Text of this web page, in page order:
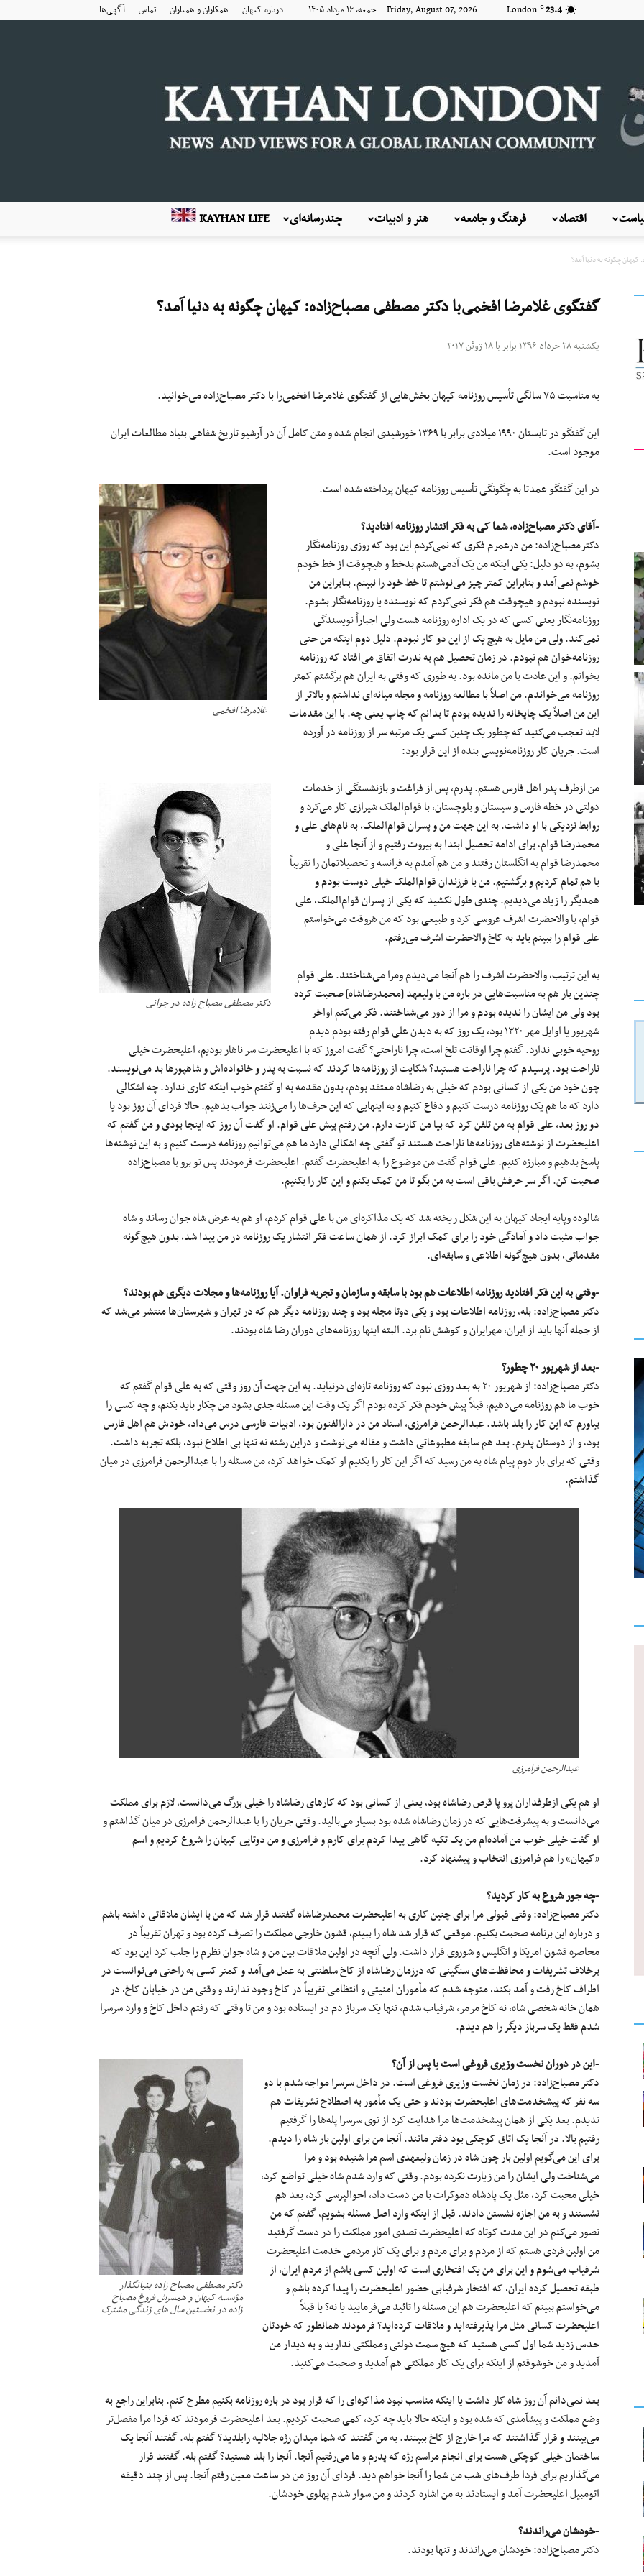
23.4
C
London Friday, August 07, 2026 جمعه, ۱۶ مرداد ۱۴۰۵ درباره کیهان همکاران و همیاران تماس آگهی‌ها
کیهان
لندن
KAYHAN LIFE چندرسانه‌ای هنر و ادبیات فرهنگ و جامعه اقتصاد
چگونه به دنیا آمد؟
گفتگوی غلامرضا افخمی‌با دکتر مصطفی مصباح‌زاده: کیهان چگونه به دنیا آمد؟
یکشنبه ۲۸ خرداد ۱۳۹۶ برابر با ۱۸ ژوئن ۲۰۱۷
به مناسبت ۷۵ سالگی تأسیس روزنامه کیهان بخش‌هایی از گفتگوی غلامرضا افخمی‌را با دکتر مصباح‌زاده می‌خوانید.
این گفتگو در تابستان ۱۹۹۰ میلادی برابر با ۱۳۶۹ خورشیدی انجام شده و متن کامل آن در آرشیو تاریخ شفاهی بنیاد مطالعات ایران
موجود است.
غلامرضا افخمی
در این گفتگو عمدتا به چگونگی تأسیس روزنامه کیهان پرداخته شده است.
-آقای دکتر مصباح‌زاده، شما کی به فکر انتشار روزنامه افتادید؟
دکترمصباح‌زاده: من درعمرم فکری که نمی‌کردم این بود که روزی روزنامه‌نگار
بشوم، به دو دلیل: یکی اینکه من یک آدمی‌هستم بدخط و هیچوقت از خط خودم
خوشم نمی‌آمد و بنابراین کمتر چیز می‌نوشتم تا خط خود را نبینم. بنابراین من
نویسنده نبودم و هیچوقت هم فکر نمی‌کردم که نویسنده یا روزنامه‌نگار بشوم.
روزنامه‌نگار یعنی کسی که در یک اداره روزنامه هست ولی اجباراً نویسندگی
نمی‌کند. ولی من مایل به هیچ یک از این دو کار نبودم. دلیل دوم اینکه من حتی
روزنامه‌خوان هم نبودم. در زمان تحصیل هم به ندرت اتفاق می‌افتاد که روزنامه
بخوانم. و این عادت با من مانده بود. به طوری که وقتی به ایران هم برگشتم کمتر
روزنامه می‌خواندم. من اصلاً با مطالعه روزنامه و مجله میانه‌ای نداشتم و بالاتر از
این من اصلاً یک چاپخانه را ندیده بودم تا بدانم که چاپ یعنی چه. با این مقدمات
لابد تعجب می‌کنید که چطور یک چنین کسی یک مرتبه سر از روزنامه در آورده
است. جریان کار روزنامه‌نویسی بنده از این قرار بود:
دکتر مصطفی مصباح زاده در جوانی
من ازطرف پدر اهل فارس هستم. پدرم، پس از فراغت و بازنشستگی از خدمات
دولتی در خطه فارس و سیستان و بلوچستان، با قوام‌الملک شیرازی کار می‌کرد و
روابط نزدیکی با او داشت. به این جهت من و پسران قوام‌الملک، به نام‌های علی و
محمدرضا قوام، برای ادامه تحصیل ابتدا به بیروت رفتیم و از آنجا علی و
محمدرضا قوام به انگلستان رفتند و من هم آمدم به فرانسه و تحصیلاتمان را تقریباً
با هم تمام کردیم و برگشتیم. من با فرزندان قوام‌الملک خیلی دوست بودم و
همدیگر را زیاد می‌دیدیم. چندی طول نکشید که یکی از پسران قوام‌الملک، علی
قوام، با والاحضرت اشرف عروسی کرد و طبیعی بود که من هروقت می‌خواستم
علی قوام را ببینم باید به کاخ والاحضرت اشرف می‌رفتم.
به این ترتیب، والاحضرت اشرف را هم آنجا می‌دیدم ومرا می‌شناختند. علی قوام
چندین بار هم به مناسبت‌هایی در باره من با ولیعهد [محمدرضاشاه] صحبت کرده
بود ولی من ایشان را ندیده بودم و مرا از دور می‌شناختند. فکر می‌کنم اواخر
شهریور یا اوایل مهر ۱۳۲۰ بود، یک روز که به دیدن علی قوام رفته بودم دیدم
روحیه خوبی ندارد. گفتم چرا اوقاتت تلخ است، چرا ناراحتی؟ گفت امروز که با اعلیحضرت سر ناهار بودیم، اعلیحضرت خیلی
ناراحت بود. پرسیدم که چرا ناراحت هستید؟ شکایت از روزنامه‌ها کردند که نسبت به پدر و خانواده‌اش و شاهپورها بد می‌نویسند.
چون خود من یکی از کسانی بودم که خیلی به رضاشاه معتقد بودم، بدون مقدمه به او گفتم خوب اینکه کاری ندارد. چه اشکالی
دارد که ما هم یک روزنامه درست کنیم و دفاع کنیم و به اینهایی که این حرف‌ها را می‌زنند جواب بدهیم. حالا فردای آن روز بود یا
دو روز بعد، علی قوام به من تلفن کرد که بیا من کارت دارم. من رفتم پیش علی قوام. او گفت آن روز که اینجا بودی و من گفتم که
اعلیحضرت از نوشته‌های روزنامه‌ها ناراحت هستند تو گفتی چه اشکالی دارد ما هم می‌توانیم روزنامه درست کنیم و به این نوشته‌ها
پاسخ بدهیم و مبارزه کنیم. علی قوام گفت من موضوع را به اعلیحضرت گفتم. اعلیحضرت فرمودند پس تو برو با مصباح‌زاده
صحبت کن. اگر سر حرفش باقی است به من بگو تا من کمک بکنم و این کار را بکنیم.
شالوده وپایه ایجاد کیهان به این شکل ریخته شد که یک مذاکره‌ای من با علی قوام کردم، او هم به عرض شاه جوان رساند و شاه
جواب مثبت داد و آمادگی خود را برای کمک ابراز کرد. از همان ساعت فکر انتشار یک روزنامه در من پیدا شد، بدون هیچ‌گونه
مقدماتی، بدون هیچ‌گونه اطلاعی و سابقه‌ای.
-وقتی به این فکر افتادید روزنامه اطلاعات هم بود با سابقه و سازمان و تجربه فراوان. آیا روزنامه‌ها و مجلات دیگری هم بودند؟
دکتر مصباح‌زاده: بله، روزنامه اطلاعات بود و یکی دوتا مجله بود و چند روزنامه دیگر هم که در تهران و شهرستان‌ها منتشر می‌شد که
از جمله آنها باید از ایران، مهرایران و کوشش نام برد. البته اینها روزنامه‌های دوران رضا شاه بودند.
-بعد از شهریور ۲۰ چطور؟
دکتر مصباح‌زاده: از شهریور ۲۰ به بعد روزی نبود که روزنامه تازه‌ای درنیاید. به این جهت آن روز وقتی که به علی قوام گفتم که
خوب ما هم روزنامه می‌دهیم، قبلاً پیش خودم فکر کرده بودم اگر یک وقت این مسئله جدی بشود من چکار باید بکنم، و چه کسی را
بیاورم که این کار را بلد باشد. عبدالرحمن فرامرزی، استاد من در دارالفنون بود، ادبیات فارسی درس می‌داد، خودش هم اهل فارس
بود، و از دوستان پدرم. بعد هم سابقه مطبوعاتی داشت و مقاله می‌نوشت و دراین رشته نه تنها بی اطلاع نبود، بلکه تجربه داشت.
وقتی که برای بار دوم پیام شاه به من رسید که اگر این کار را بکنیم او کمک خواهد کرد، من مسئله را با عبدالرحمن فرامرزی در میان
گذاشتم.
عبدالرحمن فرامرزی
او هم یکی ازطرفداران پرو پا قرص رضاشاه بود، یعنی از کسانی بود که کارهای رضاشاه را خیلی بزرگ می‌دانست، لازم برای مملکت
می‌دانست و به پیشرفت‌هایی که در زمان رضاشاه شده بود بسیار می‌بالید. وقتی جریان را با عبدالرحمن فرامرزی در میان گذاشتم و
او گفت خیلی خوب من آماده‌ام من یک تکیه گاهی پیدا کردم برای کارم و فرامرزی و من دوتایی کیهان را شروع کردیم و اسم
«کیهان» را هم فرامرزی انتخاب و پیشنهاد کرد.
-چه جور شروع به کار کردید؟
دکتر مصباح‌زاده: وقتی قبولی مرا برای چنین کاری به اعلیحضرت محمدرضاشاه گفتند قرار شد که من با ایشان ملاقاتی داشته باشم
و درباره این برنامه صحبت بکنیم. موقعی که قرار شد شاه را ببینم، قشون خارجی مملکت را تصرف کرده بود و تهران تقریباً در
محاصره قشون امریکا و انگلیس و شوروی قرار داشت. ولی آنچه در اولین ملاقات بین من و شاه جوان نظرم را جلب کرد این بود که
برخلاف تشریفات و محافظت‌های سنگینی که درزمان رضاشاه از کاخ سلطنتی به عمل می‌آمد و کمتر کسی به راحتی می‌توانست در
اطراف کاخ رفت و آمد بکند، متوجه شدم که مأموران امنیتی و انتظامی ‌تقریباً در کاخ وجود ندارند و وقتی من در خیابان کاخ، در
همان خانه شخصی شاه، نه کاخ مرمر، شرفیاب شدم، تنها یک سرباز دم در ایستاده بود و من تا وقتی که رفتم داخل کاخ و وارد سرسرا
شدم فقط یک سرباز دیگر را هم دیدم.
دکتر مصطفی مصباح زاده بنیانگذار
مؤسسه کیهان و همسرش فروغ مصباح
زاده در نخستین سال های زندگی مشترک
-این در دوران نخست وزیری فروغی است یا پس از آن؟
دکتر مصباح‌زاده: در زمان نخست وزیری فروغی است. در داخل سرسرا مواجه شدم با دو
سه نفر که پیشخدمت‌های اعلیحضرت بودند و حتی یک مأمور به اصطلاح تشریفات هم
ندیدم. بعد یکی از همان پیشخدمت‌ها مرا هدایت کرد از توی سرسرا پله‌ها را گرفتیم
رفتیم بالا. در آنجا یک اتاق کوچکی بود دفتر مانند. آنجا من برای اولین بار شاه را دیدم.
برای این می‌گویم اولین بار چون شاه در زمان ولیعهدی اسم مرا شنیده بود و مرا
می‌شناخت ولی ایشان را من زیارت نکرده بودم. وقتی که وارد شدم شاه خیلی تواضع کرد،
خیلی محبت کرد، مثل یک پادشاه دموکرات با من دست داد، احوالپرسی کرد، بعد هم
نشستند و به من اجازه نشستن دادند. قبل از اینکه وارد اصل مسئله بشویم، گفتم که من
تصور می‌کنم در این مدت کوتاه که اعلیحضرت تصدی امور مملکت را در دست گرفتید
من اولین فردی هستم که از مردم و برای مردم و برای یک کار مردمی ‌خدمت اعلیحضرت
شرفیاب می‌شوم و این برای من یک افتخاری است که اولین کسی باشم از مردم ایران، از
طبقه تحصیل کرده ایران، که افتخار شرفیابی حضور اعلیحضرت را پیدا کرده باشم و
می‌خواستم ببینم که اعلیحضرت هم این مسئله را تائید می‌فرمایید یا نه؟ یا قبلاً
اعلیحضرت کسانی مثل مرا پذیرفته‌اید و ملاقات کرده‌اید؟ فرمودند همانطور که خودتان
حدس زدید شما اول کسی هستید که هیچ سمت دولتی ومملکتی ندارید و به دیدار من
آمدید و من خوشوقتم از اینکه برای یک کار مملکتی هم آمدید و صحبت می‌کنید.
بعد نمی‌دانم آن روز شاه کار داشت یا اینکه مناسب نبود مذاکره‌ای را که قرار بود در باره روزنامه بکنیم مطرح کنم. بنابراین راجع به
وضع مملکت و پیشآمدی که شده بود و اینکه حالا باید چه کرد، کمی صحبت کردیم. بعد اعلیحضرت فرمودند که فردا مرا مفصل‌تر
می‌بینند و قرار گذاشتند که مرا خارج از کاخ ببینند. به من گفتند که شما میدان رژه جلالیه رابلدید؟ گفتم بله. گفتند آنجا یک
ساختمان خیلی کوچکی هست برای انجام مراسم رژه که پدرم و ما می‌رفتیم آنجا. آنجا را بلد هستید؟ گفتم بله. گفتند قرار
می‌گذاریم برای فردا طرف‌های شب من شما را آنجا خواهم دید. فردای آن روز من در ساعت معین رفتم آنجا. پس از چند دقیقه
اتومبیل اعلیحضرت آمد و ایستادند به من اشاره کردند و من سوار شدم پهلوی خودشان.
-خودشان می‌راندند؟
دکتر مصباح‌زاده: خودشان می‌راندند و تنها بودند.